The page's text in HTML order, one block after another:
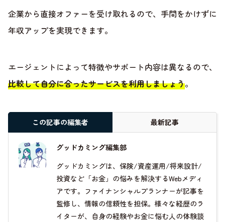
企業から直接オファーを受け取れるので、手間をかけずに
年収アップを実現できます。
エージェントによって特徴やサポート内容は異なるので、
比較して自分に合ったサービスを利用しましょう。
この記事の編集者 最新記事
グッドカミング編集部
グッドカミングは、保険/資産運用/将来設計/
投資など「お金」の悩みを解決するWebメディ
アです。ファイナンシャルプランナーが記事を
監修し、情報の信頼性を担保。様々な経歴のラ
イターが、自身の経験やお金に悩む人の体験談